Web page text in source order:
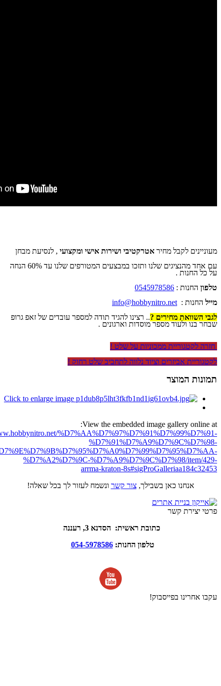
מעוניינים לקבל מחיר אטרקטיבי ושירות אישי ומקצועי , לנסיעת מבחן
עם אחד מהנציגים שלנו ותזכו במבצעים המטורפים שלנו עד 60% הנחה
על כל החנות .
טלפון החנות : 0545978586
מייל החנות : info@hobbynitro.net
לגבי השוואת מחירים ?.. רצינו להגיד תודה למספר עובדים של זאפ גרופ
שבחר בנו ולעוד מספר מוסדות וארגונים .
חזרה לקטגוריית ממכוניות על שלט !
לקטגוריית אביזרים וציוד נלווה לתחביב שלט רחוק !
תמונות המוצר
View the embedded image gallery online at:
%D7%AA%D7%97%D7%91%D7%99%D7%91-
%D7%91%D7%A9%D7%9C%D7%98-
%D7%A2%D7%9C-%D7%A9%D7%9C%D7%98/item/429-
arrma-kraton-8s#sigProGalleriaa184c32453
אנחנו כאן בשבילך,צור קשר ונשמח לעזור לך בכל שאלה!
פרטי יצירת קשר
כתובת ראשית: הסדנא 3, רעננה
טלפון החנות:054-5978586
עקבו אחרינו בפייסבוק!